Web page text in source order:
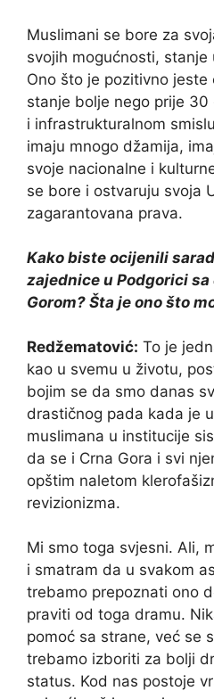
Muslimani se bore za
svojih mogućnosti,
Ono što je pozitivno jeste
stanje bolje nego prije
i infrastrukturalnom
imaju mnogo džamija,
svoje nacionalne i
se bore i ostvaruju svoja
zagarantovana prava.
Kako biste ocijenili
zajednice u Podgorici
Gorom? Šta je ono što
Redžematović: To je
kao u svemu u životu,
bojim se da smo danas
drastičnog pada kada je
muslimana u institucije
da se i Crna Gora i svi
opštim naletom
revizionizma.
Mi smo toga svjesni. Ali,
i smatram da u svakom
trebamo prepoznati ono
praviti od toga dramu.
pomoć sa strane, već se
trebamo izboriti za bolji
status. Kod nas postoje